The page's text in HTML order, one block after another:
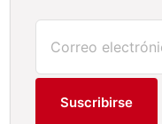
Suscribirse